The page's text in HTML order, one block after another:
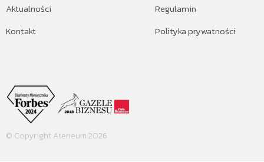
Aktualności
Kontakt
Regulamin
Polityka prywatności
© Copyright Ateneum 2026